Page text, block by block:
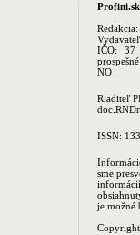
Profini.sk
Redakcia:
IČO: 37
NO
Riaditeľ
ISSN:
sme
je možné